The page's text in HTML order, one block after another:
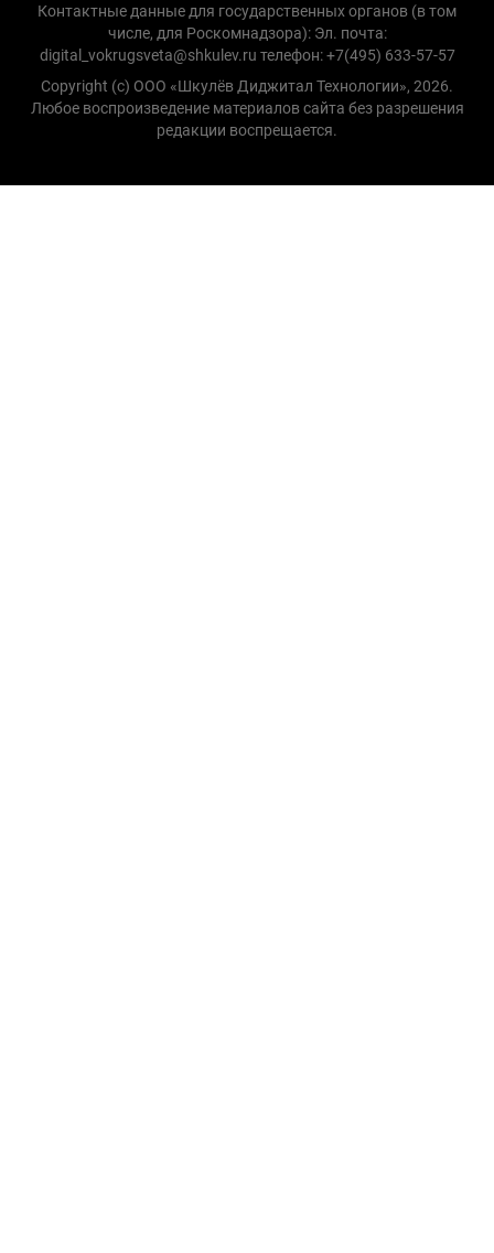
Контактные данные для государственных органов (в том
числе, для Роскомнадзора): Эл. почта:
digital_vokrugsveta@shkulev.ru телефон: +7(495) 633-57-57
Copyright (с) ООО «Шкулёв Диджитал Технологии», 2026.
Любое воспроизведение материалов сайта без разрешения
редакции воспрещается.